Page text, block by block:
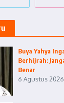
Buya Yahya
Berhijrah:
Benar
6 Agustus 2026